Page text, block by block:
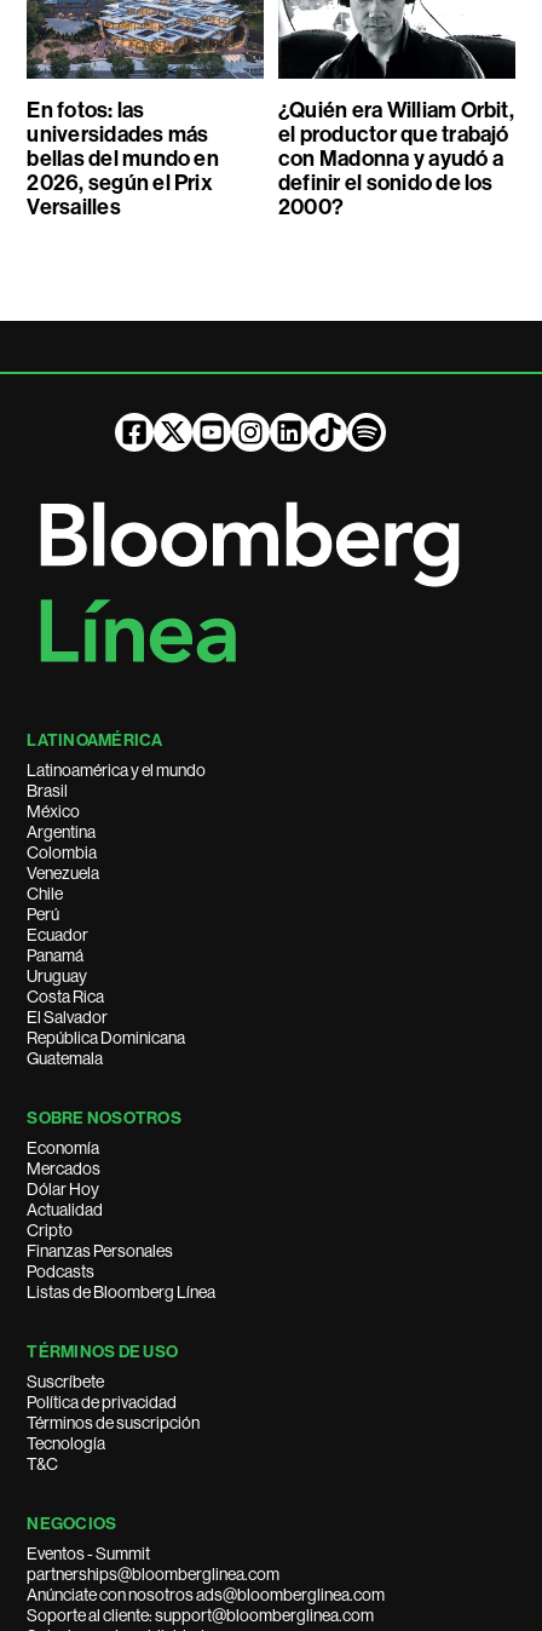
En fotos: las
universidades más
bellas del mundo en
2026, según el Prix
Versailles
¿Quién era William Orbit,
el productor que trabajó
con Madonna y ayudó a
definir el sonido de los
2000?
LATINOAMÉRICA
Latinoamérica y el mundo
Brasil
México
Argentina
Colombia
Venezuela
Chile
Perú
Ecuador
Panamá
Uruguay
Costa Rica
El Salvador
República Dominicana
Guatemala
SOBRE NOSOTROS
Economía
Mercados
Dólar Hoy
Actualidad
Cripto
Finanzas Personales
Podcasts
Listas de Bloomberg Línea
TÉRMINOS DE USO
Suscríbete
Política de privacidad
Términos de suscripción
Tecnología
T&C
NEGOCIOS
Eventos - Summit
partnerships@bloomberglinea.com
Anúnciate con nosotros ads@bloomberglinea.com
Soporte al cliente: support@bloomberglinea.com